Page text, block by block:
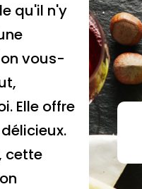
qu'il n'y
vous-
Elle offre
cette